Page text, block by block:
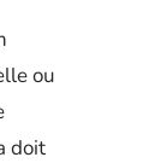
ou
doit